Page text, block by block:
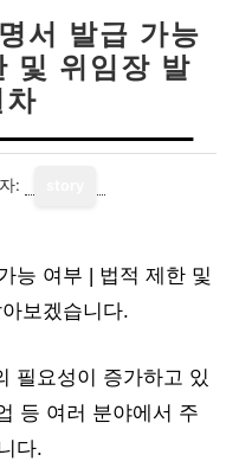
서 발급 가능
및 위임장 발
:
능 여부 | 법적 제한 및
보겠습니다.
필요성이 증가하고 있
등 여러 분야에서 주
다.